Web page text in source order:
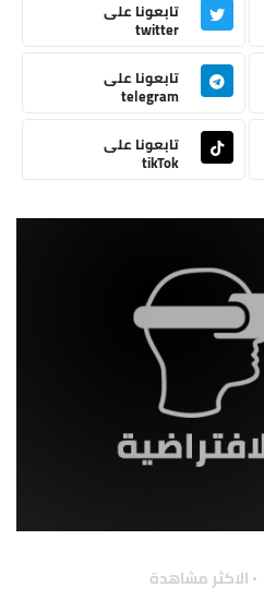
تابعونا على
twitter
تابعونا على
telegram
تابعونا على
tikTok
الاكثر مشاهدة